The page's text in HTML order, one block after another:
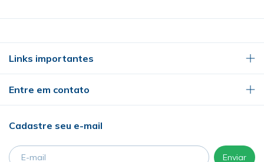
Links importantes
Entre em contato
Cadastre seu e-mail